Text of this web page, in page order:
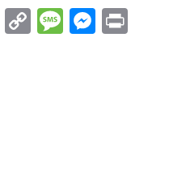
LinkedIn
CopyMessage